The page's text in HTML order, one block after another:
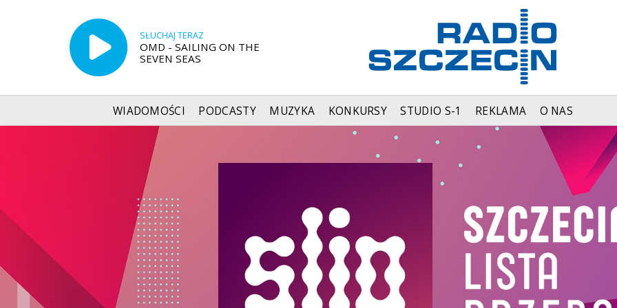
SŁUCHAJ TERAZ
OMD - SAILING ON THE
SEVEN SEAS
WIADOMOŚCI PODCASTY MUZYKA KONKURSY STUDIO S-1 REKLAMA O NAS